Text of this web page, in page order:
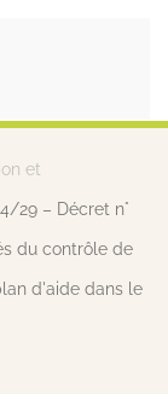
et
29 – Décret n°
du contrôle de
d'aide dans le